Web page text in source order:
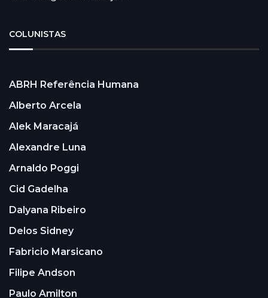
COLUNISTAS
ABRH Referência Humana
Alberto Arcela
Alek Maracajá
Alexandre Luna
Arnaldo Poggi
Cid Gadelha
Dalyana Ribeiro
Delos Sidney
Fabricio Marsicano
Filipe Andson
Paulo Amilton